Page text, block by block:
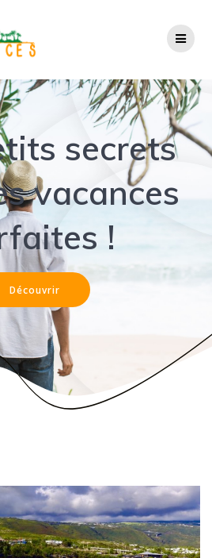
contenu
secrets
vacances
!
Découvrir